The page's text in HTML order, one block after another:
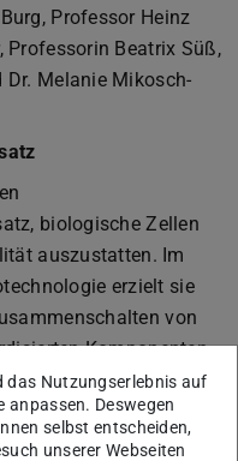
Professor Heinz
Professorin Beatrix Süß,
Dr. Melanie Mikosch-
biologische Zellen
auszustatten. Im
erzielt sie
von
Komponenten
neue Verfahren der
der Genschere
weiter verfeinerte
das Nutzungserlebnis auf
anpassen. Deswegen
selbst entscheiden,
unserer Webseiten